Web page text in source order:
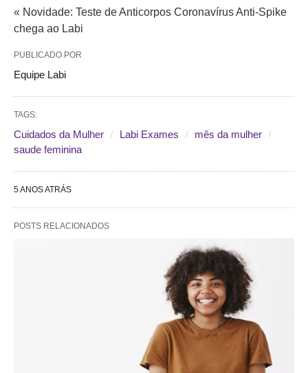
« Novidade: Teste de Anticorpos Coronavírus Anti-Spike
chega ao Labi
PUBLICADO POR
Equipe Labi
TAGS:
Cuidados da Mulher Labi Exames
mês da mulher
saude feminina
5 ANOS ATRÁS
POSTS RELACIONADOS